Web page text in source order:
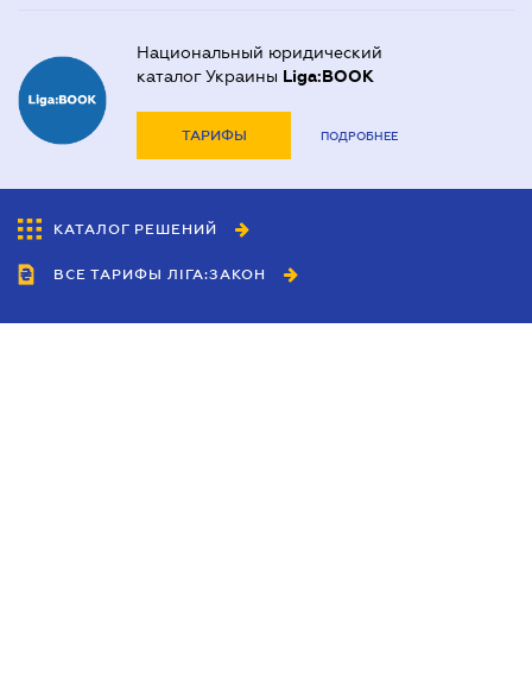
Национальный юридический
каталог Украины Liga:BOOK
ТАРИФЫ ПОДРОБНЕЕ
КАТАЛОГ РЕШЕНИЙ
ВСЕ ТАРИФЫ ЛІГА:ЗАКОН